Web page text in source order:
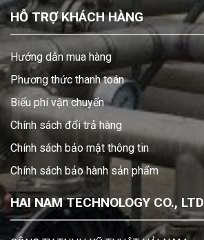
HỖ TRỢ KHÁCH HÀNG
Hướng dẫn mua hàng
Phương thức thanh toán
Biểu phí vận chuyển
Chính sách đổi trả hàng
Chính sách bảo mật thông tin
Chính sách bảo hành sản phẩm
HAI NAM TECHNOLOGY CO., LTD